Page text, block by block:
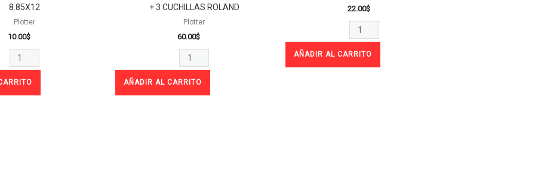
8.85X12
Plotter
10.00$
JOY
XTRA
MORAO
8.85X12
cantidad
+ 3 CUCHILLAS ROLAND
Plotter
60.00$
CAMEO
+
3
CUCHILLAS
ROLAND
AÑADIR AL CARRITO
22.00$
CRICUT
cantidad
AÑADIR AL CARRITO